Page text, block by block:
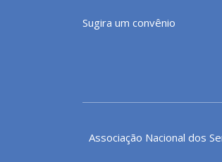
Sugira um convênio
Associação Nacional dos